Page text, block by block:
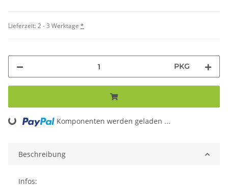
Lieferzeit:2 - 3 Werktage *
PKG
Loading... Komponenten werden geladen ...
Beschreibung
Infos: